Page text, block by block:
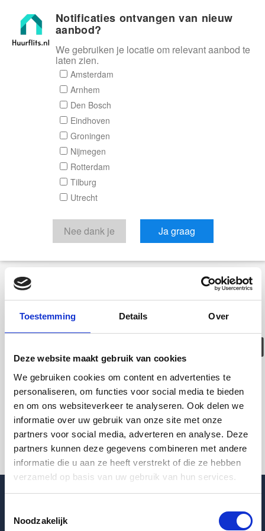
Toestemming Details Over
Deze website maakt gebruik van cookies
We gebruiken cookies om content en advertenties te
personaliseren, om functies voor social media te bieden
en om ons websiteverkeer te analyseren. Ook delen we
informatie over uw gebruik van onze site met onze
partners voor social media, adverteren en analyse. Deze
partners kunnen deze gegevens combineren met andere
informatie die u aan ze heeft verstrekt of die ze hebben
verzameld op basis van uw gebruik van hun services.
Noodzakelijk
Huurflits
Deze woning is
helaas
verhuurd/verwijderd
Pagina niet gevonden
Terug naar woningoverzicht
Blogpost
Notificaties ontvangen van nieuw
aanbod?
We gebruiken je locatie om relevant aanbod te
laten zien.
Amsterdam
Arnhem
Den Bosch
Eindhoven
Groningen
Nijmegen
Rotterdam
Tilburg
Utrecht
Nee dank je Ja graag